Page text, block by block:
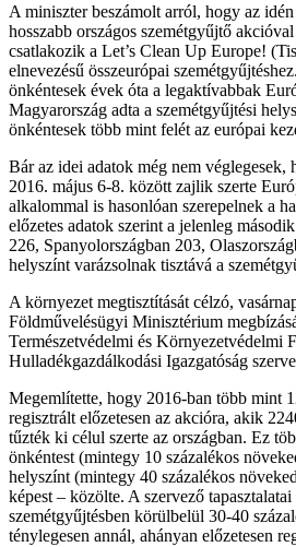
A miniszter beszámolt arról, hogy az
hosszabb országos szemétgyűjtő
csatlakozik a Let’s Clean Up Europe!
elnevezésű összeurópai
önkéntesek évek óta a legaktívabbak
Magyarország adta a szemétgyűjtési
önkéntesek több mint felét az európai
Bár az idei adatok még nem
2016. május 6-8. között zajlik szerte
alkalommal is hasonlóan szerepelnek a
előzetes adatok szerint a jelenleg
226, Spanyolországban 203,
helyszínt varázsolnak tisztává a
A környezet megtisztítását célzó,
Földművelésügyi Minisztérium
Természetvédelmi és Környezetvédelmi
Hulladékgazdálkodási Igazgatóság
Megemlítette, hogy 2016-ban több mint
regisztrált előzetesen az akcióra, akik
tűzték ki célul szerte az országban. Ez
önkéntest (mintegy 10 százalékos
helyszínt (mintegy 40 százalékos
képest – közölte. A szervező
szemétgyűjtésben körülbelül 30-40
ténylegesen annál, ahányan előzetesen